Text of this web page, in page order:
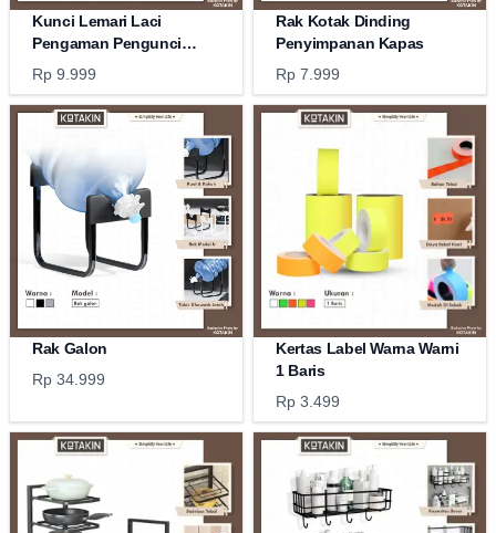
Kunci Lemari Laci
Pengaman Pengunci
Kulkas
Rp 9.999
Rak Kotak Dinding
Penyimpanan Kapas
Rp 7.999
Rak Galon
Rp 34.999
Kertas Label Warna Warni
1 Baris
Rp 3.499